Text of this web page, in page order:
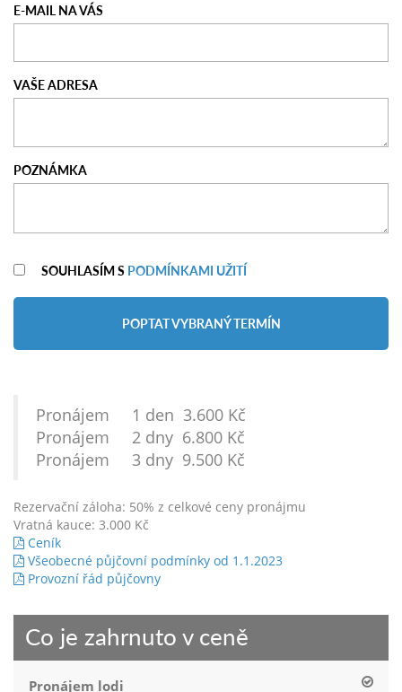
E-MAIL NA VÁS
VAŠE ADRESA
POZNÁMKA
SOUHLASÍM S PODMÍNKAMI UŽITÍ
POPTAT VYBRANÝ TERMÍN
Pronájem 1 den 3.600 Kč
Pronájem 2 dny 6.800 Kč
Pronájem 3 dny 9.500 Kč
Rezervační záloha: 50% z celkové ceny pronájmu
Vratná kauce: 3.000 Kč
Ceník
Všeobecné půjčovní podmínky od 1.1.2023
Provozní řád půjčovny
Co je zahrnuto v ceně
Pronájem lodi